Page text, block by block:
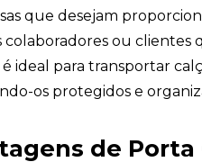
que desejam
colaboradores ou clientes
ideal para transportar
os protegidos e
de Porta